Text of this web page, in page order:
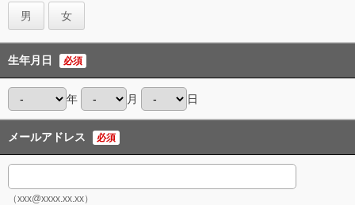
男 女
生年月日 必須
年 月 日
メールアドレス 必須
（xxx@xxxx.xx.xx）